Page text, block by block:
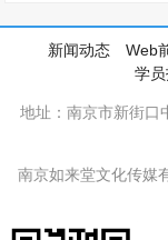
新闻动态 Web
学员
地址：南京市新街口
南京如来堂文化传媒